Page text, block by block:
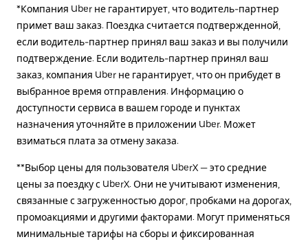
*Компания Uber не гарантирует, что водитель-партнер
примет ваш заказ. Поездка считается подтвержденной,
если водитель-партнер принял ваш заказ и вы получили
подтверждение. Если водитель-партнер принял ваш
заказ, компания Uber не гарантирует, что он прибудет в
выбранное время отправления. Информацию о
доступности сервиса в вашем городе и пунктах
назначения уточняйте в приложении Uber. Может
взиматься плата за отмену заказа.
**Выбор цены для пользователя UberX — это средние
цены за поездку с UberX. Они не учитывают изменения,
связанные с загруженностью дорог, пробками на дорогах,
промоакциями и другими факторами. Могут применяться
минимальные тарифы на сборы и фиксированная